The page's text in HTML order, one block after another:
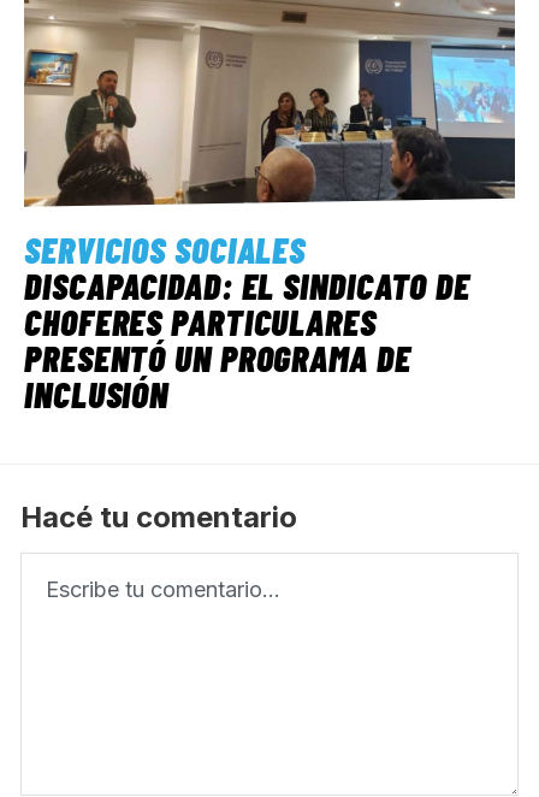
SERVICIOS SOCIALES
DISCAPACIDAD: EL SINDICATO DE
CHOFERES PARTICULARES
PRESENTÓ UN PROGRAMA DE
INCLUSIÓN
Hacé tu comentario